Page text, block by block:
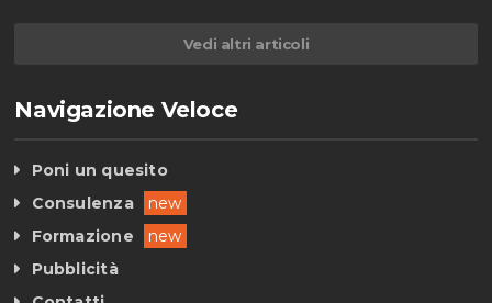
Vedi altri articoli
Navigazione Veloce
Poni un quesito
Consulenza
new
Formazione
new
Pubblicità